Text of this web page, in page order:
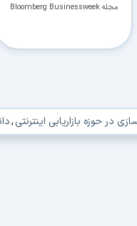
مجله Bloomberg Businessweek
در حوزه بازاریابی اینترنتی,